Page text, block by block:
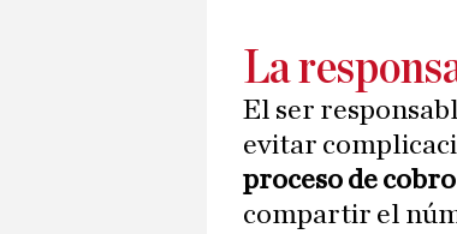
La
El ser
evitar
proceso de
compartir el